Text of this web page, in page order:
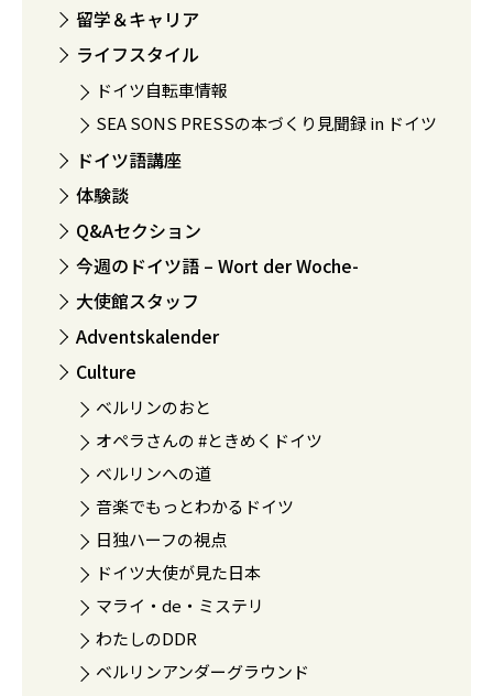
留学＆キャリア
ライフスタイル
ドイツ自転車情報
SEA SONS PRESSの本づくり見聞録 in ドイツ
ドイツ語講座
体験談
Q&Aセクション
今週のドイツ語 – Wort der Woche-
大使館スタッフ
Adventskalender
Culture
ベルリンのおと
オペラさんの #ときめくドイツ
ベルリンへの道
音楽でもっとわかるドイツ
日独ハーフの視点
ドイツ大使が見た日本
マライ・de・ミステリ
わたしのDDR
ベルリンアンダーグラウンド